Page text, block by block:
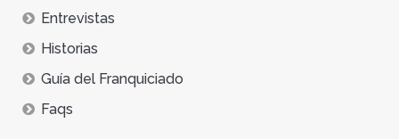
Entrevistas
Historias
Guía del Franquiciado
Faqs